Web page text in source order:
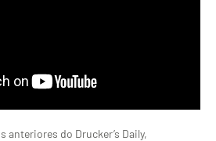
anteriores do Drucker’s Daily,